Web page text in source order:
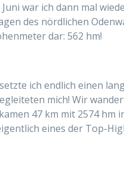
Juni war ich dann mal
des nördlichen
dar: 562 hm!
ich endlich einen
mich! Wir
47 km mit 2574 hm
eines der Top-